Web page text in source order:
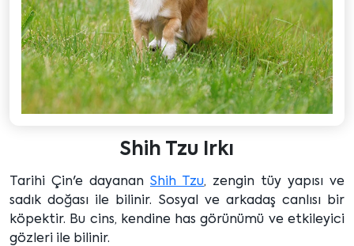
Shih Tzu Irkı
Tarihi Çin'e dayanan Shih Tzu, zengin tüy yapısı ve
sadık doğası ile bilinir. Sosyal ve arkadaş canlısı bir
köpektir. Bu cins, kendine has görünümü ve etkileyici
gözleri ile bilinir.